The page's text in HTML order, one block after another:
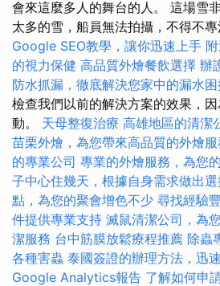
會來這麼多人的舞台的人。 這場雪
太多的雪，船員無法拍攝，不得不專
Google SEO教學，讓你迅速上手
的視力保健 高品質外燴餐飲選擇 辦
防水抓漏，徹底解決您家中的漏水困
檢查我們以前的解決方案的效果，
動。 天母整復治療 高雄地區的清潔
苗栗外燴，為您帶來高品質的外燴服
的專業公司 專業的外燴服務，為您
子中心住幾天，根據自身需求做出
點，為您的聚會增色不少 尋找經驗
件提供專業支持 滅鼠清潔公司，為
潔服務 台中筋膜放鬆療程推薦 除蟲
各種害蟲 泰國簽證的辦理方法，迅
Google Analytics報告 了解如何申